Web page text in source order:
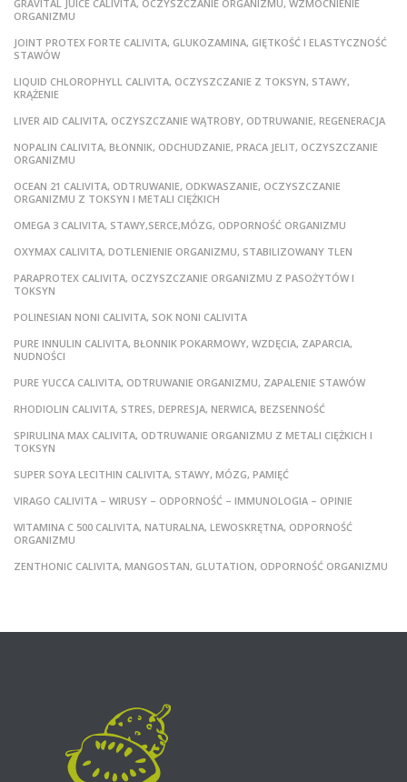
GRAVITAL JUICE CALIVITA, OCZYSZCZANIE ORGANIZMU, WZMOCNIENIE
ORGANIZMU
JOINT PROTEX FORTE CALIVITA, GLUKOZAMINA, GIĘTKOŚĆ I ELASTYCZNOŚĆ
STAWÓW
LIQUID CHLOROPHYLL CALIVITA, OCZYSZCZANIE Z TOKSYN, STAWY,
KRĄŻENIE
LIVER AID CALIVITA, OCZYSZCZANIE WĄTROBY, ODTRUWANIE, REGENERACJA
NOPALIN CALIVITA, BŁONNIK, ODCHUDZANIE, PRACA JELIT, OCZYSZCZANIE
ORGANIZMU
OCEAN 21 CALIVITA, ODTRUWANIE, ODKWASZANIE, OCZYSZCZANIE
ORGANIZMU Z TOKSYN I METALI CIĘŻKICH
OMEGA 3 CALIVITA, STAWY,SERCE,MÓZG, ODPORNOŚĆ ORGANIZMU
OXYMAX CALIVITA, DOTLENIENIE ORGANIZMU, STABILIZOWANY TLEN
PARAPROTEX CALIVITA, OCZYSZCZANIE ORGANIZMU Z PASOŻYTÓW I
TOKSYN
POLINESIAN NONI CALIVITA, SOK NONI CALIVITA
PURE INNULIN CALIVITA, BŁONNIK POKARMOWY, WZDĘCIA, ZAPARCIA,
NUDNOŚCI
PURE YUCCA CALIVITA, ODTRUWANIE ORGANIZMU, ZAPALENIE STAWÓW
RHODIOLIN CALIVITA, STRES, DEPRESJA, NERWICA, BEZSENNOŚĆ
SPIRULINA MAX CALIVITA, ODTRUWANIE ORGANIZMU Z METALI CIĘŻKICH I
TOKSYN
SUPER SOYA LECITHIN CALIVITA, STAWY, MÓZG, PAMIĘĆ
VIRAGO CALIVITA – WIRUSY – ODPORNOŚĆ – IMMUNOLOGIA – OPINIE
WITAMINA C 500 CALIVITA, NATURALNA, LEWOSKRĘTNA, ODPORNOŚĆ
ORGANIZMU
ZENTHONIC CALIVITA, MANGOSTAN, GLUTATION, ODPORNOŚĆ ORGANIZMU